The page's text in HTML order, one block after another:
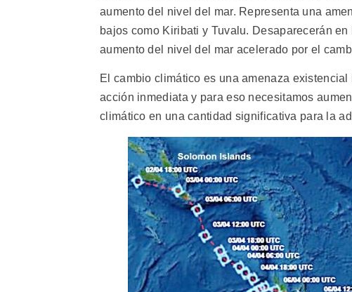
aumento del nivel del mar. Representa una
bajos como Kiribati y Tuvalu. Desaparecerán
aumento del nivel del mar acelerado por el
El cambio climático es una amenaza
acción inmediata y para eso necesitamos
climático en una cantidad significativa para la